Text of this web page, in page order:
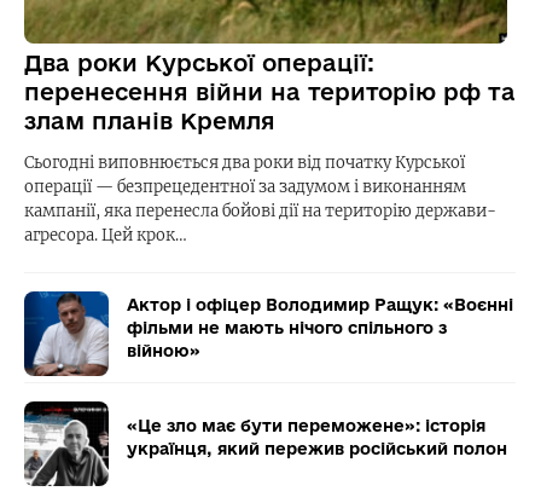
Два роки Курської операції:
перенесення війни на територію рф та
злам планів Кремля
Сьогодні виповнюється два роки від початку Курської
операції — безпрецедентної за задумом і виконанням
кампанії, яка перенесла бойові дії на територію держави-
агресора. Цей крок…
Актор і офіцер Володимир Ращук: «Воєнні
фільми не мають нічого спільного з
війною»
«Це зло має бути переможене»: історія
українця, який пережив російський полон